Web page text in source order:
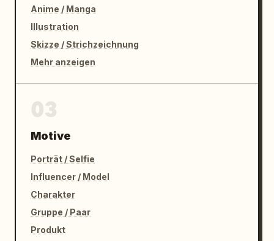
Anime / Manga
Illustration
Skizze / Strichzeichnung
Mehr anzeigen
Motive
Porträt / Selfie
Influencer / Model
Charakter
Gruppe / Paar
Produkt